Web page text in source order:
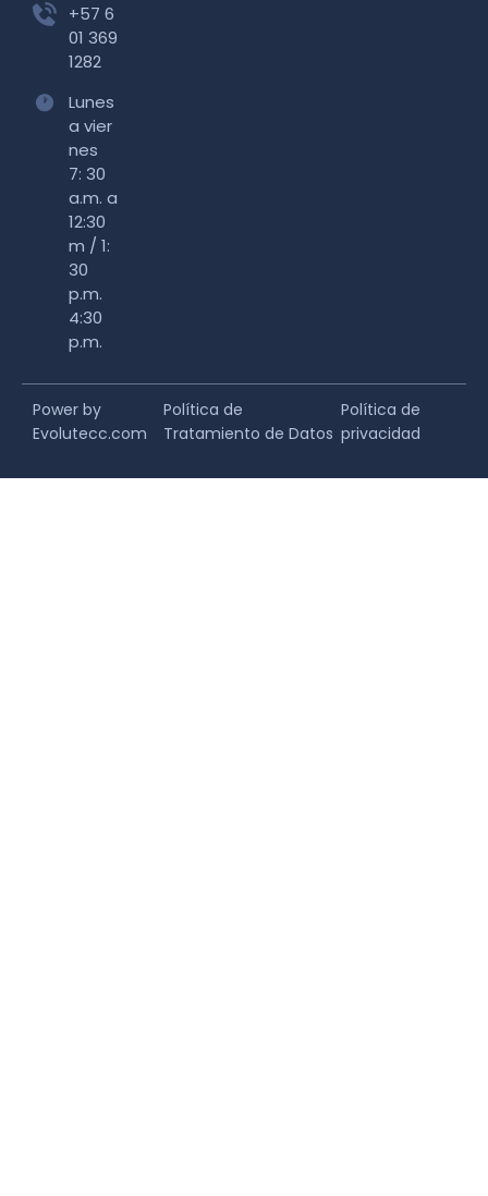
+57 6
01 369
1282
Lunes
a vier
nes
7: 30
a.m. a
12:30
m / 1:
30
p.m.
4:30
p.m.
Power by
Evolutecc.com
Política de
Tratamiento de Datos
Política de
privacidad